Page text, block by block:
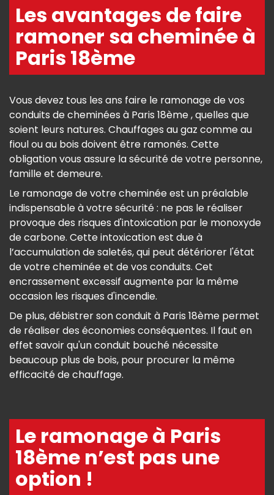
Les avantages de faire
ramoner sa cheminée à
Paris 18ème
Vous devez tous les ans faire le ramonage de vos
conduits de cheminées à Paris 18ème , quelles que
soient leurs natures. Chauffages au gaz comme au
fioul ou au bois doivent être ramonés. Cette
obligation vous assure la sécurité de votre personne,
famille et demeure.
Le ramonage de votre cheminée est un préalable
indispensable à votre sécurité : ne pas le réaliser
provoque des risques d'intoxication par le monoxyde
de carbone. Cette intoxication est due à
l’accumulation de saletés, qui peut détériorer l'état
de votre cheminée et de vos conduits. Cet
encrassement excessif augmente par la même
occasion les risques d'incendie.
De plus, débistrer son conduit à Paris 18ème permet
de réaliser des économies conséquentes. Il faut en
effet savoir qu'un conduit bouché nécessite
beaucoup plus de bois, pour procurer la même
efficacité de chauffage.
Le ramonage à Paris
18ème n’est pas une
option !